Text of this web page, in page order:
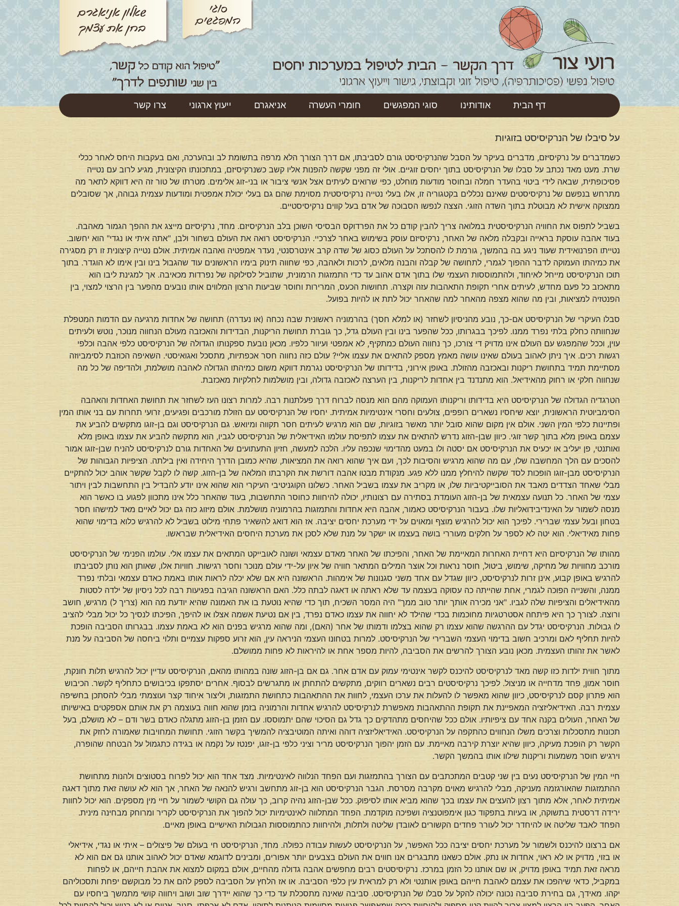
דף הבית אודותינו סוגי המפגשים חומרי העשרה אניאגרם ייעוץ ארגוני צרו קשר
על סיבלו של הנרקיסיסט בזוגיות
כשמדברים על נרקיסיזם, מדברים בעיקר על הסבל שהנרקיסיסט גורם לסביבתו, אם דרך הצורך הלא מרפה בתשומת לב ובהערכה, ואם בעקבות היחס לאחר ככלי
שרת. מעט מאד נכתב על סבלו של הנרקיסיסט בתוך יחסים זוגיים. אולי זה מפני שקשה להפנות אליו קשב כשנרקיסיזם, במתכונתו הקיצונית, מגיע לרוב עם נטייה
פסיכופתית, שבאה לידי ביטוי בהעדר חמלה ובחוסר מודעות מוחלט, כפי שרואים לעיתים אצל אנשי ציבור או בני-זוג אלימים. מטרתו של טור זה היא דווקא לתאר מה
מתרחש בנפשם של נרקיסיסטים שאינם נכללים בקטגוריה זו, אלו בעלי נטייה נרקיסיסטית מסוימת שהם גם בעלי יכולת אמפטית ומודעות עצמית גבוהה, אך שסובלים
ממצוקה אישית לא מבוטלת בתוך השדה הזוגי. הצצה לנפשו הסבוכה של אדם בעל קווים נרקיסיסטיים.
בשביל לתפוס את החוויה הנרקיסיסטית במלואה צריך להבין קודם כל את הפרדוקס הבסיסי השוכן בלב הנרקיסיזם. מחד, נרקיסיזם מייצג את ההפך הגמור מאהבה.
בעוד אהבה עוסקת בראייה ובקבלה מלאה של האחר, נרקיסיזם עוסק בשימוש באחר לצרכיי. הנרקיסיסט רואה את העולם בשחור ולבן, "אתה איתי או נגדי" הוא יחשוב.
נטייתו הפרנואידית שעוד ניגע בה בהמשך, גורמת לו להסתכל על העולם כסוג של שדה קרב אינטרסנטי, נעדר אמפטיה ואהבה אמיתית. אולם נטייה קיצונית זו רק מסגירה
את כמיהתו העמוקה לדבר ההפוך לגמרי, לתחושה של קבלה והבנה מלאים, לרכות ולאהבה, כפי שחווה תינוק בימיו הראשונים עוד שהגבול בינו ובין אימו לא הוגדר. בתוך
תוכו הנרקיסיסט מייחל לאיחוד, ולהתמוססות העצמי שלו בתוך אדם אהוב עד כדי התמזגות הרמונית, שתוביל לסילוקה של נפרדות מכאיבה. אך למגינת ליבו הוא
מתאכזב כל פעם מחדש, לעיתים אחרי תקופת התאהבות עזה וקצרה. תחושות הכעס, המרירות וחוסר שביעות הרצון המלווים אותו נובעים מהפער בין הרצוי למצוי, בין
הפנטזיה למציאות, ובין מה שהוא מצפה מהאחר למה שהאחר יכול לתת או להיות בפועל.
סבלו העיקרי של הנרקיסיסט אם-כך, נובע מהניסיון לשחזר (או למלא חסך) בהרמוניה ראשונית שבה נכחה (או נעדרה) תחושה של אחדות מרגיעה עם הדמות המטפלת
שנחוותה כחלק בלתי נפרד ממנו. לפיכך בבגרותו, ככל שהפער בינו ובין העולם גדל, כך גוברת תחושת הריקנות, הבדידות והאכזבה מעולם הנחווה מנוכר, נוטש ולעיתים
עוין, וככל שהמפגש עם העולם אינו מדויק די צורכו, כך נחווה העולם כמתקיף, לא אמפטי ועיוור כלפיו. מכאן נובעת ספקנותו הגדולה של הנרקיסיסט כלפי אהבה וכלפי
רגשות רכים. איך ניתן לאהוב בעולם שאינו עושה מאמץ מספק להתאים את עצמו אליי? עולם כזה נחווה חסר אכפתיות, מתסכל ואגואיסטי. השאיפה הכוזבת לסימביוזה
מסתיימת תמיד בתחושת ריקנות ובאכזבה מהזולת. באופן אירוני, בדידותו של הנרקיסיסט נגרמת דווקא משום כמיהתו הגדולה לאהבה מושלמת, ולהדיפה של כל מה
שנחווה חלקי או רחוק מהאידיאל. הוא מתנדנד בין אחדות לריקנות, בין הערצה לאכזבה גדולה, ובין מושלמות לחלקיות מאכזבת.
הטרגדיה הגדולה של הנרקיסיסט היא בדידותו וריקנותו העמוקה מהם הוא מנסה לברוח דרך פעלתנות רבה. למרות רצונו העז לשחזר את תחושת האחדות והאהבה
הסימביוטית הראשונית, יוצא שיחסיו נשארים רופפים, צולעים וחסרי אינטימיות אמיתית. יחסיו של הנרקיסיסט עם הזולת מורכבים ופגיעים, זרועי תחרות עם בני אותו המין
ופתיינות כלפי המין השני. אולם אין מקום שהוא סובל יותר מאשר בזוגיות, שם הוא מרגיש לעיתים חסר תקווה ומיואש. גם הנרקיסיסט וגם בן-זוגו מתקשים להביע את
עצמם באופן מלא בתוך קשר זוגי. כיוון שבן-הזוג נדרש להתאים את עצמו לתפיסת עולמו האידיאלית של הנרקיסיסט לגביו, הוא מתקשה להביע את עצמו באופן מלא
ואותנטי, פן יעליב או יכעיס את הנרקיסיסט אם יסטה ולו במעט מהדימוי שנכפה עליו. הלכה למעשה, חזיון התעתועים של האחדות גורם לנרקיסיסט להניח שבן-זוגו אמור
להסכים עם הלך המחשבה שלו, עם מה שהוא מרגיש והסיבות לכך, ועם איך שהוא רואה את המציאות, שהיא כמובן הדרך היחידה ואין בילתה. הציפיות הגבוהות של
הנרקיסיסט מבן-זוגו הופכות לסד שקשה להיחלץ ממנו ללא פגע. מנקודת מבטו אהבה דורשת את הקרבתו המלאה של בן-הזוג. קשה לו לקבל שקשר אוהב יכול להתקיים
מבלי שאחד הצדדים מאבד את הסובייקטיביות שלו, או מקריב את עצמו בשביל האחר. כשלונו הקוגניטיבי העיקרי הוא שהוא אינו יודע להבדיל בין התחשבות לבין ויתור
עצמי של האחר. כל תנועה עצמאית של בן-הזוג העומדת בסתירה עם רצונותיו, יכולה להיחוות כחוסר התחשבות, בעוד שהאחר כלל אינו מתכוון לפגוע בו כאשר הוא
מנסה לשמור על האינדיבידואליות שלו. בעבור הנרקיסיסט כאמור, אהבה היא אחדות והתמזגות בהרמוניה מושלמת. אולם מיזוג כזה גם יכול לאיים מאד למישהו חסר
בטחון ובעל עצמי שברירי. לפיכך הוא יכול להרגיש מוצף ומאוים על ידי מערכת יחסים יציבה. אז הוא דואג להשאיר פתחי מילוט בשביל לא להרגיש כלוא בדימוי שהוא
פחות מאידיאלי. הוא יטה לא לספר על חלקים מעוררי בושה בעצמו או ישקר על מנת שלא לסכן את מערכת היחסים האידיאלית שבראשו.
מהותו של הנרקיסיזם היא דחיית האחרוּת המאיימת של האחר, והפיכתו של האחר מאדם עצמאי ושונה לאובייקט המתאים את עצמו אלי. עולמו הפנימי של הנרקיסיסט
מורכב מחוויות של מחיקה, שימוש, ביטול, חוסר נראות וכל אוצר המילים המתאר חוויה של אִיון על-ידי עולם מנוכר וחסר רגישות. חוויות אלו, שאותן הוא נותן לסביבתו
להרגיש באופן קבוע, אינן זרות לנרקיסיסט, כיוון שגדל עם אחד משני סגנונות של אימהות. הראשונה היא אם שלא יכלה לראות אותו באמת כאדם עצמאי ובלתי נפרד
ממנה, והשנייה הפוכה לגמרי, אחת שהייתה כה עסוקה בעצמה עד שלא ראתה או דאגה לבתה כלל. האם הראשונה הגיבה בפגיעות רבה לכל ניסיון של ילדה לסטות
מהאידיאלים והציפיות שלה לגביו. "אני מכירה אותך יותר טוב ממך" היה המסר השכיח, תוך כדי שהיא נוטעת בו את האמונה שהיא יודעת מה הוא (צריך ל) מרגיש, חושב
ורוצה. לצורך כך היא פיתחה אסטרטגיות מחוכמות בכדי שהילד לא יחווה את עצמו כאדם נפרד, בין אם נטיעת אשמה אצלו או להיפך, הפיכתו לנסיך כל יכול מבלי להציב
לו גבולות. הנרקיסיסט יגדל עם ההרגשה שהוא עצמו רק שהוא בצלמו ודמותו של אחר (האם), ומה שהוא מרגיש בפנים הוא לא באמת עצמו. בבגרותו הסביבה הופכת
להיות תחליף לאם ומרכיב חשוב בדימוי העצמי השברירי של הנרקיסיסט. למרות בטחונו העצמי הניראה עין, הוא זרוע ספקות עצמיים ותלוי ביחסה של הסביבה על מנת
לאשר את זהותו העצמית. מכאן נובע הצורך להרשים את הסביבה, להיות מספר אחת או להיראות לא פחות ממושלם.
מתוך חווית ילדות כזו קשה מאד לנרקיסיסט להיכנס לקשר אינטימי עמוק עם אדם אחר. גם אם בן-הזוג שונה במהותו מהאם, הנרקיסיסט עדיין יכול להרגיש תלות חונקת,
חוסר אמון, פחד מדחייה או מניצול. לפיכך נרקיסיסטים רבים נשארים רווקים, מתקשים להתחתן או מתגרשים לבסוף. אחרים יסתפקו בכיבושים כתחליף לקשר. הכיבוש
הוא פתרון קסם לנרקיסיסט, כיוון שהוא מאפשר לו להעלות את ערכו העצמי, לחוות את ההתאהבות כתחושת התמזגות, וליצור איחוד קצר ועוצמתי מבלי להסתכן בחשיפה
עצמית רבה. האידיאליזציה המאפיינת את תקופת ההתאהבות מאפשרת לנרקיסיסט להרגיש אחדות והרמוניה בזמן שהוא חווה בעוצמה רק את אותם אספקטים באישיותו
של האחר, העולים בקנה אחד עם ציפיותיו. אולם ככל שהיחסים מתהדקים כך גדל גם הסיכוי שהם יתמוססו. עם הזמן בן-הזוג מתגלה כאדם בשר ודם – לא מושלם, בעל
תכונות מתסכלות וצרכים משלו הנחווים כהתקפה על הנרקיסיסט. האידיאליזציה דוהה ואיתה המוטיבציה להמשיך בקשר הזוגי. תחושת המחויבות שאמורה לחזק את
הקשר רק הופכת מעיקה, כיוון שהיא יוצרת קירבה מאיימת. עם הזמן יהפוך הנרקיסיסט מריר וציני כלפי בן-זוגו, יפנטז על נקמה או בגידה כתגמול על הבטחה שהופרה,
וירגיש חוסר משמעות וריקנות שילוו אותו בהמשך הקשר.
חיי המין של הנרקיסיסט נעים בין שני קטבים המתכתבים עם הצורך בהתמזגות ועם הפחד הנלווה לאינטימיות. מצד אחד הוא יכול לפרוח בסטוצים ולהנות מתחושת
ההתמזגות שהאורגזמה מעניקה, מבלי להרגיש מאוים מקרבה מסרסת. הגבר הנרקיסיסט הוא בן-זוג מתחשב ורגיש להנאה של האחר, אך הוא לא עושה זאת מתוך דאגה
אמיתית לאחר, אלא מתוך רצון להעצים את עצמו בכך שהוא מביא אותו לסיפוק. ככל שבן-הזוג נהיה קרוב, כך עולה גם הקושי לשמור על חיי מין מספקים. הוא יכול לחוות
ירידה דרסטית בתשוקה, או בעיות בתפקוד כגון אימפוטנציה ושפיכה מוקדמת. הפחד המתלווה לאינטימיות יכול להפוך את הנרקיסיסט לקריר ומרוחק מבחינה מינית.
הפחד לאבד שליטה או להיחדר יכול לעורר פחדים הקשורים לאובדן שליטה ולתלות, ולהיחוות כהתמוססות הגבולות האישיים באופן מאיים.
אם ברצונו להיכנס ולשמור על מערכת יחסים יציבה ככל האפשר, על הנרקיסיסט לעשות עבודה כפולה. מחד, הנרקיסיסט חי בעולם של פיצולים – איתי או נגדי, אידיאלי
או בזוי, מדויק או לא ראוי, אחדות או נתק. אולם כשאנו מתבגרים אנו חווים את העולם בצבעים יותר אפורים, ומבינים לדוגמא שאדם יכול לאהוב אותנו גם אם הוא לא
מראה זאת תמיד באופן מדויק, או שם אותנו כל הזמן במרכז. נרקיסיסטים רבים מחפשים אהבה גדולה מהחיים, אולם במקום למצוא את אהבת חייהם, או לפחות
במקביל, כדאי שיהפכו את עצמם לאהבת חייהם באופן אותנטי ולא רק למראית עין כלפי הסביבה. או אז הלחץ על הסביבה לספק להם את כל מבוקשם יפחת ותסכוליהם
יקהו. מאידך, גם בחירת סביבה נכונה יכולה להקל על סבלו של הנרקיסיסט. סביבה שאינה מתסכלת עד כדי כך שהוא יידרך שוב ושוב ויחווה קושי מתמשך ביחסיו עם